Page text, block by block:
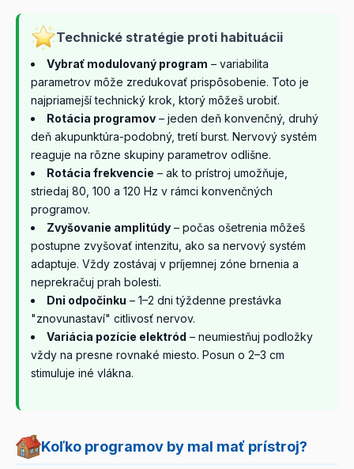
Technické stratégie proti habituácii
Vybrať modulovaný program – variabilita
parametrov môže zredukovať prispôsobenie. Toto je
najpriamejší technický krok, ktorý môžeš urobiť.
Rotácia programov – jeden deň konvenčný, druhý
deň akupunktúra-podobný, tretí burst. Nervový systém
reaguje na rôzne skupiny parametrov odlišne.
Rotácia frekvencie – ak to prístroj umožňuje,
striedaj 80, 100 a 120 Hz v rámci konvenčných
programov.
Zvyšovanie amplitúdy – počas ošetrenia môžeš
postupne zvyšovať intenzitu, ako sa nervový systém
adaptuje. Vždy zostávaj v príjemnej zóne brnenia a
neprekračuj prah bolesti.
Dni odpočinku – 1–2 dni týždenne prestávka
"znovunastaví" citlivosť nervov.
Variácia pozície elektród – neumiestňuj podložky
vždy na presne rovnaké miesto. Posun o 2–3 cm
stimuluje iné vlákna.
Koľko programov by mal mať prístroj?